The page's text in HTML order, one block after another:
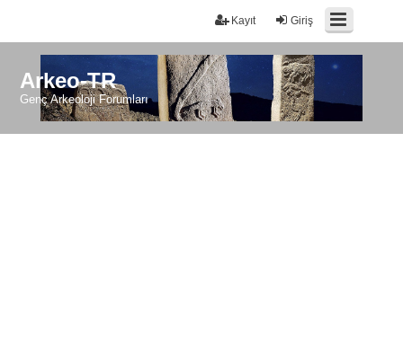
Giriş
Kayıt
Arkeo-TR
Genç Arkeoloji Forumları